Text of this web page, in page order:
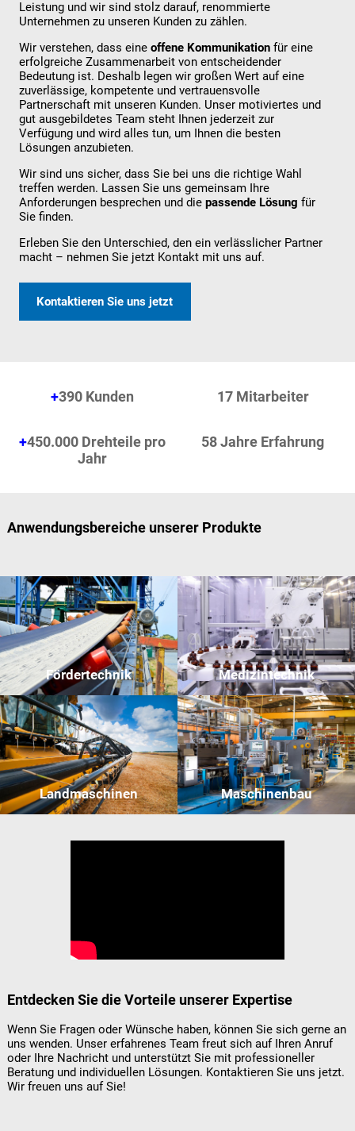
Leistung und wir sind stolz darauf, renommierte
Unternehmen zu unseren Kunden zu zählen.
Wir verstehen, dass eine offene Kommunikationfür eine
erfolgreiche Zusammenarbeit von entscheidender
Bedeutung ist. Deshalb legen wir großen Wert auf eine
zuverlässige, kompetente und vertrauensvolle
Partnerschaft mit unseren Kunden. Unser motiviertes und
gut ausgebildetes Team steht Ihnen jederzeit zur
Verfügung und wird alles tun, um Ihnen die besten
Lösungen anzubieten.
Wir sind uns sicher, dass Sie bei uns die richtige Wahl
treffen werden. Lassen Sie uns gemeinsam Ihre
Anforderungen besprechen und die passende Lösung für
Sie finden.
Erleben Sie den Unterschied, den ein verlässlicher Partner
macht – nehmen Sie jetzt Kontakt mit uns auf.
Kontaktieren Sie uns jetzt
+390 Kunden 17 Mitarbeiter
+450.000 Drehteile pro
Jahr
58 Jahre Erfahrung
Anwendungsbereiche unserer Produkte
Fördertechnik Medizintechnik
Landmaschinen Maschinenbau
Entdecken Sie die Vorteile unserer Expertise
Wenn Sie Fragen oder Wünsche haben, können Sie sich gerne an
uns wenden. Unser erfahrenes Team freut sich auf Ihren Anruf
oder Ihre Nachricht und unterstützt Sie mit professioneller
Beratung und individuellen Lösungen. Kontaktieren Sie uns jetzt.
Wir freuen uns auf Sie!